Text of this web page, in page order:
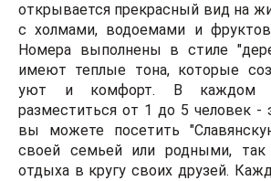
открывается прекрасный вид на
с холмами, водоемами и
Номера выполнены в стиле
имеют теплые тона, которые
уют и комфорт. В каждом
разместиться от 1 до 5 человек -
вы можете посетить
своей семьей или родными, так
отдыха в кругу своих друзей.